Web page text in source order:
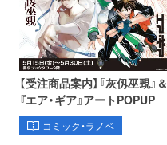
【受注商品案内】『灰仭巫覡』＆
『エア・ギア』アートPOPUP
コミック・ラノベ